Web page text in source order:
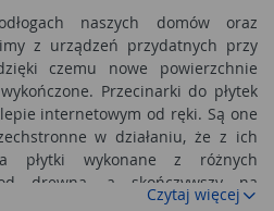
naszych domów oraz
z urządzeń przydatnych przy
czemu nowe powierzchnie
Przecinarki do płytek
internetowym od ręki. Są one
w działaniu, że z ich
płytki wykonane z różnych
drewna, a skończywszy na
Wśród urządzeń i gadżetów do
Czytaj więcej